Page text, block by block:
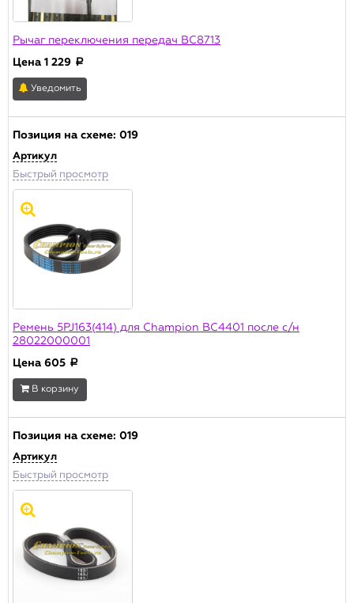
Рычаг переключения передач BC8713
Цена 1 229 a
Уведомить
Позиция на схеме: 019
Артикул
Быстрый просмотр
Ремень 5PJ163(414) для Champion BC4401 после с/н
28022000001
Цена 605 a
В корзину
Позиция на схеме: 019
Артикул
Быстрый просмотр